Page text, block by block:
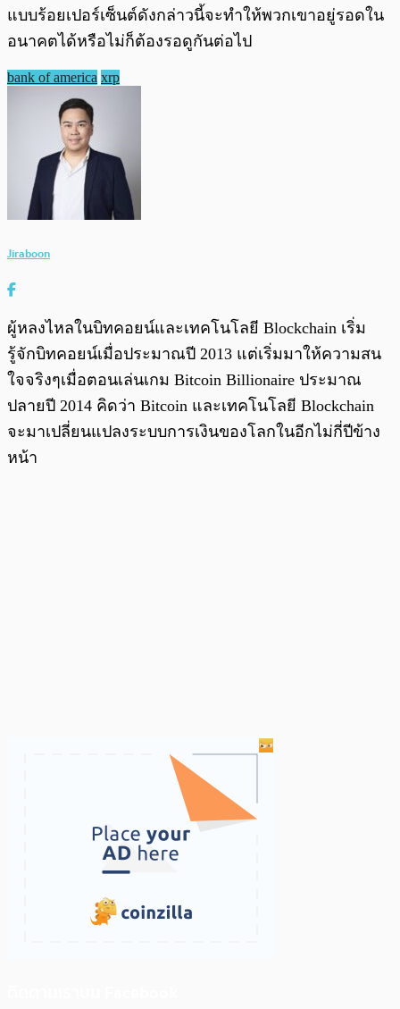
แบบร้อยเปอร์เซ็นต์ดังกล่าวนี้จะทำให้พวกเขาอยู่รอดใน
อนาคตได้หรือไม่ก็ต้องรอดูกันต่อไป
bank of america xrp
Jiraboon
ผู้หลงไหลในบิทคอยน์และเทคโนโลยี Blockchain เริ่ม
รู้จักบิทคอยน์เมื่อประมาณปี 2013 แต่เริ่มมาให้ความสน
ใจจริงๆเมื่อตอนเล่นเกม Bitcoin Billionaire ประมาณ
ปลายปี 2014 คิดว่า Bitcoin และเทคโนโลยี Blockchain
จะมาเปลี่ยนแปลงระบบการเงินของโลกในอีกไม่กี่ปีข้าง
หน้า